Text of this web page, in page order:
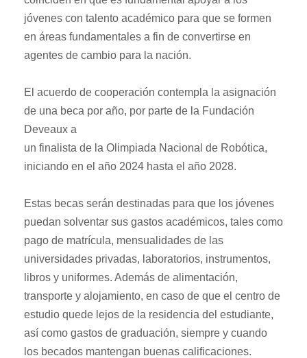
jóvenes con talento académico para que se formen
en áreas fundamentales a fin de convertirse en
agentes de cambio para la nación.
El acuerdo de cooperación contempla la asignación
de una beca por año, por parte de la Fundación
Deveaux a
un finalista de la Olimpiada Nacional de Robótica,
iniciando en el año 2024 hasta el año 2028.
Estas becas serán destinadas para que los jóvenes
puedan solventar sus gastos académicos, tales como
pago de matrícula, mensualidades de las
universidades privadas, laboratorios, instrumentos,
libros y uniformes. Además de alimentación,
transporte y alojamiento, en caso de que el centro de
estudio quede lejos de la residencia del estudiante,
así como gastos de graduación, siempre y cuando
los becados mantengan buenas calificaciones.